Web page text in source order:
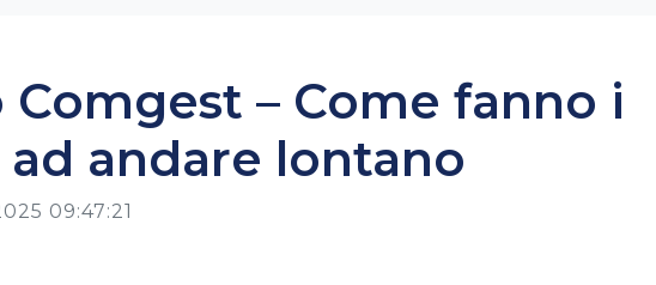
– Come fanno i
andare lontano
09:47:21